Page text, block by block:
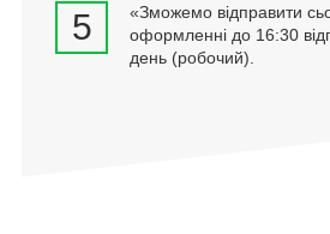
5
«Зможемо відправити
оформленні до 16:30
день (робочий).